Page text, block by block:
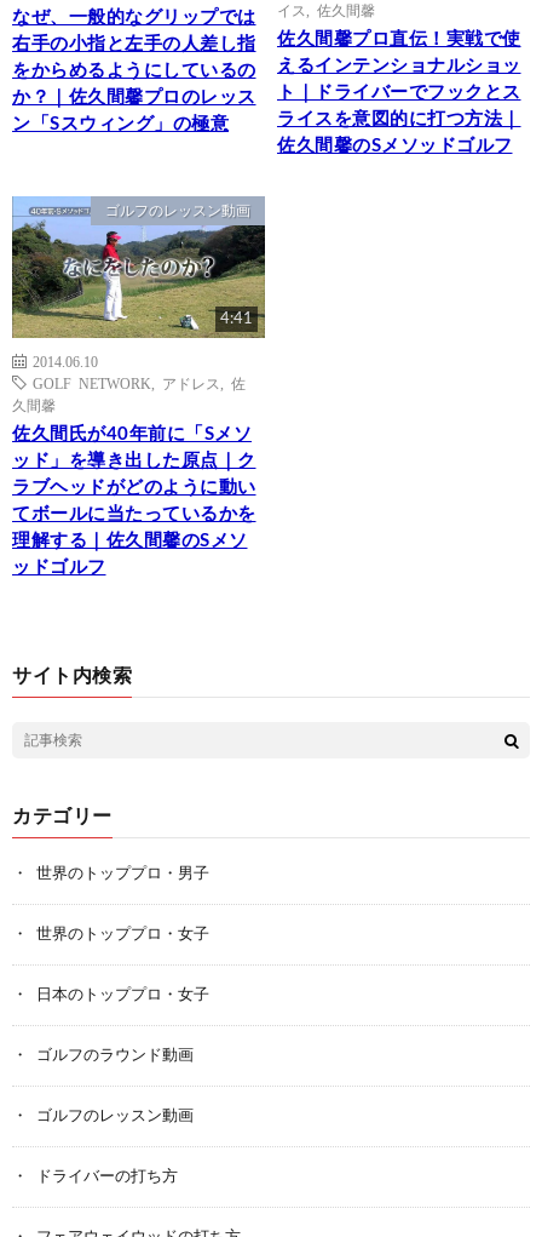
なぜ、一般的なグリップでは
右手の小指と左手の人差し指
をからめるようにしているの
か？｜佐久間馨プロのレッス
ン「Sスウィング」の極意
イス
佐久間馨
佐久間馨プロ直伝！実戦で使
えるインテンショナルショッ
ト｜ドライバーでフックとス
ライスを意図的に打つ方法｜
佐久間馨のSメソッドゴルフ
ゴルフのレッスン動画
4:41
2014.06.10
GOLF NETWORK
アドレス
佐
久間馨
佐久間氏が40年前に「Sメソ
ッド」を導き出した原点｜ク
ラブヘッドがどのように動い
てボールに当たっているかを
理解する｜佐久間馨のSメソ
ッドゴルフ
サイト内検索
カテゴリー
世界のトッププロ・男子
世界のトッププロ・女子
日本のトッププロ・女子
ゴルフのラウンド動画
ゴルフのレッスン動画
ドライバーの打ち方